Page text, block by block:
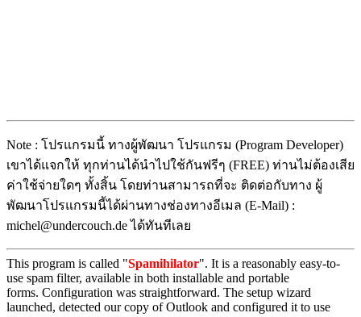
Note : โปรแกรมนี้ ทางผู้พัฒนา โปรแกรม (Program Developer)
เขาได้แจกให้ ทุกท่านได้นำไปใช้กันฟรีๆ (FREE) ท่านไม่ต้องเสีย
ค่าใช้จ่ายใดๆ ทั้งสิ้น โดยท่านสามารถที่จะ ติดต่อกับทาง ผู้
พัฒนาโปรแกรมนี้ได้ผ่านทางช่องทางอีเมล (E-Mail) :
michel@undercouch.de ได้ทันทีเลย
This program is called "Spamihilator". It is a reasonably easy-to-
use spam filter, available in both installable and portable
forms. Configuration was straightforward. The setup wizard
launched, detected our copy of Outlook and configured it to use